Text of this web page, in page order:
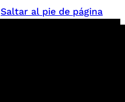
Saltar al pie de página